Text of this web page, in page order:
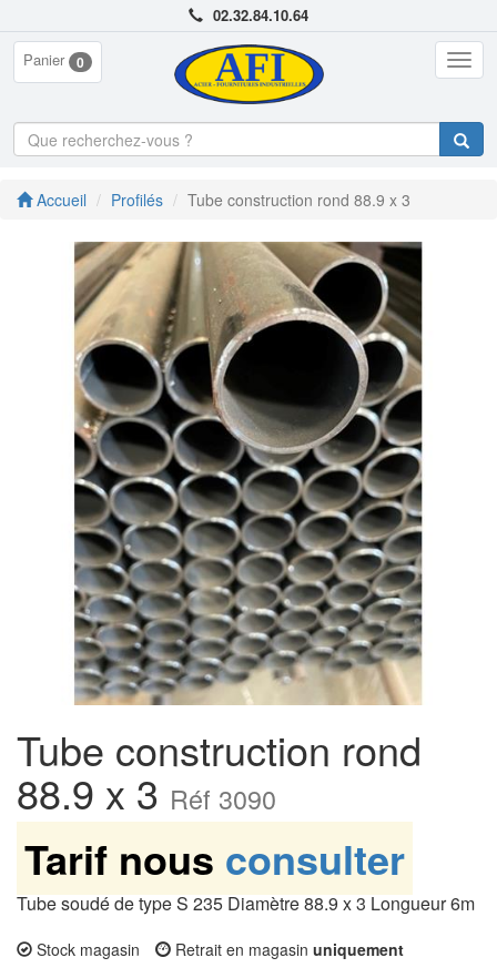
02.32.84.10.64
Panier 0
Accueil Profilés Tube construction rond 88.9 x 3
Tube construction rond
88.9 x 3 Réf 3090
Tarif nous consulter
Tube soudé de type S 235 Diamètre 88.9 x 3 Longueur 6m
Stock magasin Retrait en magasin uniquement